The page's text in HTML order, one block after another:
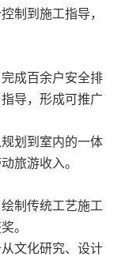
制到施工指导，
成百余户安全排
导，形成可推广
划到室内的一体
旅游收入。
制传统工艺施工
。
文化研究、设计